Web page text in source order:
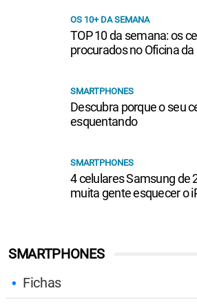
SMARTPHONES
Fichas
OS 10+ DA SEMANA
TOP 10 da semana: os
procurados no Oficina
SMARTPHONES
Descubra porque o seu
esquentando
SMARTPHONES
4 celulares Samsung de
muita gente esquecer o